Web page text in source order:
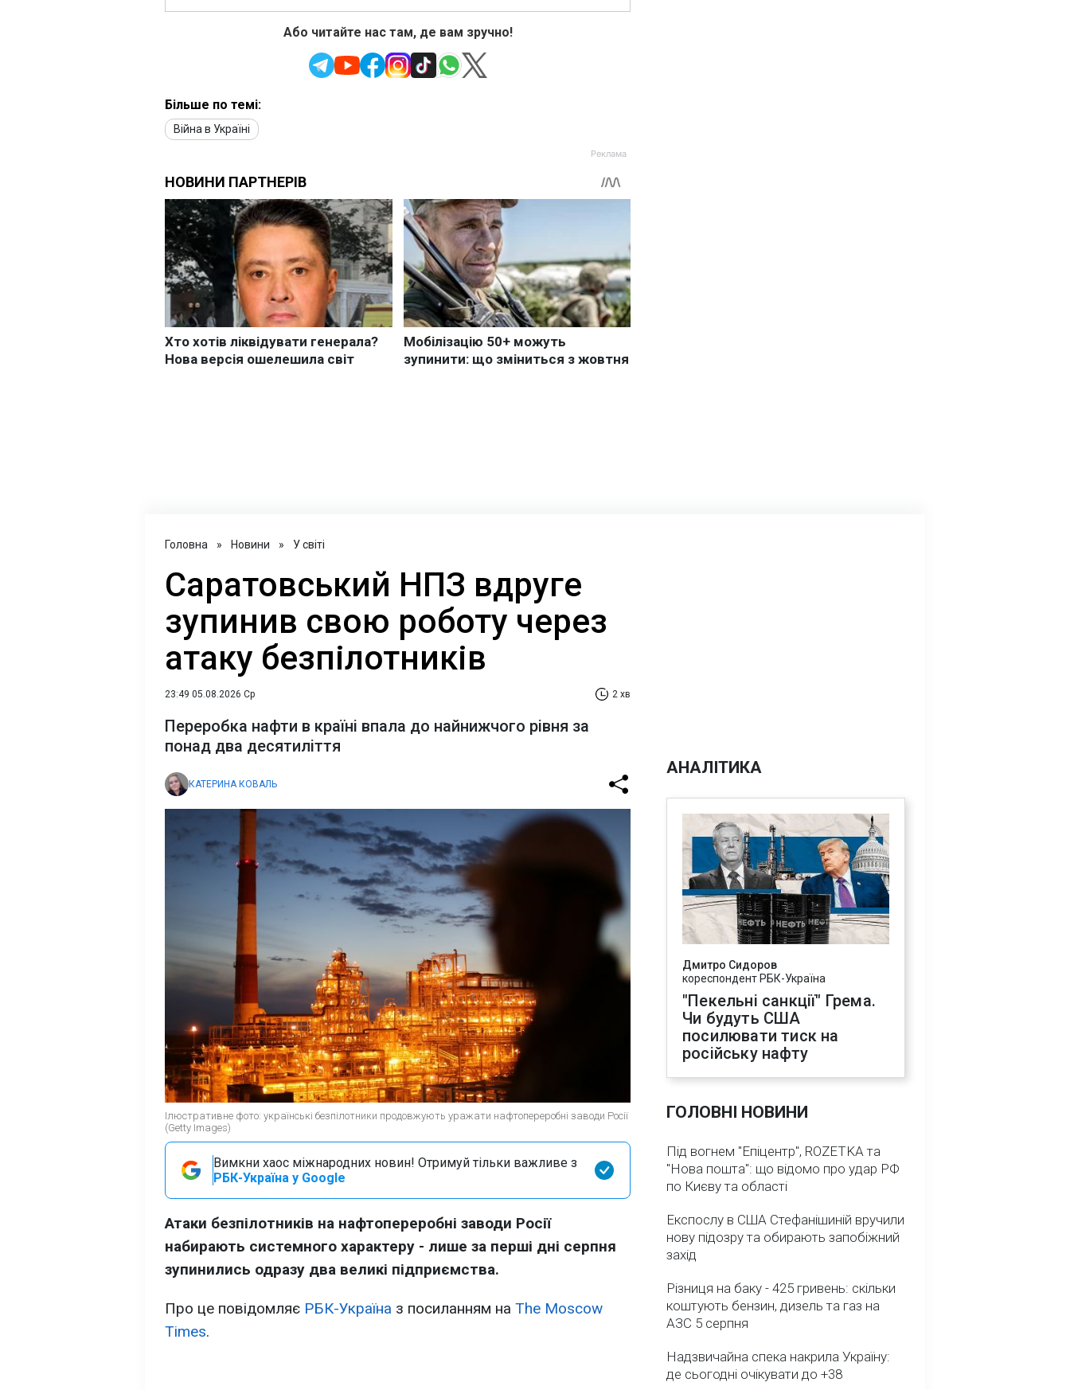
Або читайте нас там, де вам зручно!
Більше по темі:
Війна в Україні
Головна » Новини » У світі
Саратовський НПЗ вдруге
зупинив свою роботу через
атаку безпілотників
23:49 05.08.2026 Ср 2 хв
Переробка нафти в країні впала до найнижчого рівня за
понад два десятиліття
КАТЕРИНА КОВАЛЬ
Ілюстративне фото: українські безпілотники продовжують уражати нафтопереробні заводи Росії
(Getty Images)
Вимкни хаос міжнародних новин! Отримуй тільки важливе з
РБК-Україна у Google
Атаки безпілотників на нафтопереробні заводи Росії
набирають системного характеру - лише за перші дні серпня
зупинились одразу два великі підприємства.
Про це повідомляє РБК-Україна з посиланням на The Moscow
Times.
АНАЛІТИКА
Дмитро Сидоров
кореспондент РБК-Україна
"Пекельні санкції" Грема.
Чи будуть США
посилювати тиск на
російську нафту
ГОЛОВНІ НОВИНИ
Під вогнем "Епіцентр", ROZETKA та
"Нова пошта": що відомо про удар РФ
по Києву та області
Експослу в США Стефанішиній вручили
нову підозру та обирають запобіжний
захід
Різниця на баку - 425 гривень: скільки
коштують бензин, дизель та газ на
АЗС 5 серпня
Надзвичайна спека накрила Україну:
де сьогодні очікувати до +38